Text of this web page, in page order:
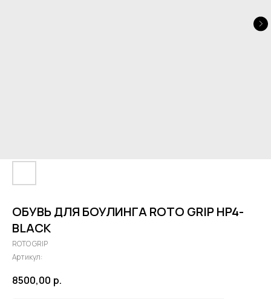
ОБУВЬ ДЛЯ БОУЛИНГА ROTO GRIP HP4-
BLACK
ROTO GRIP
Артикул:
8500,00 р.